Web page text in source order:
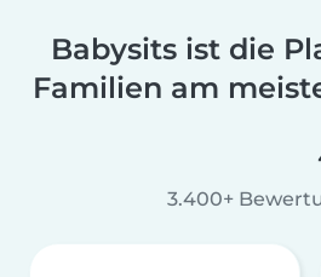
Babysits ist die
Familien am
3.400+